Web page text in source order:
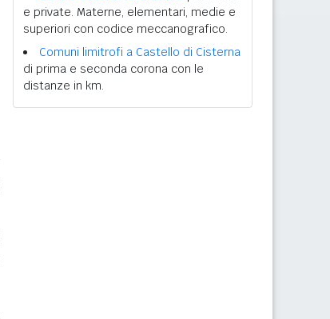
e private. Materne, elementari, medie e
superiori con codice meccanografico.
Comuni limitrofi a Castello di Cisterna
di prima e seconda corona con le
distanze in km.